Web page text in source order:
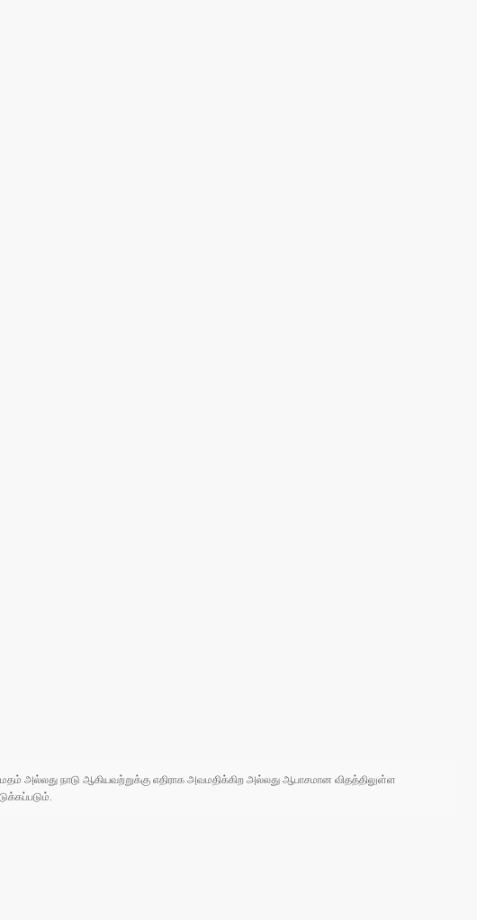
அல்லது நாடு ஆகியவற்றுக்கு எதிராக அவமதிக்கிற அல்லது ஆபாசமான விதத்திலுள்ள